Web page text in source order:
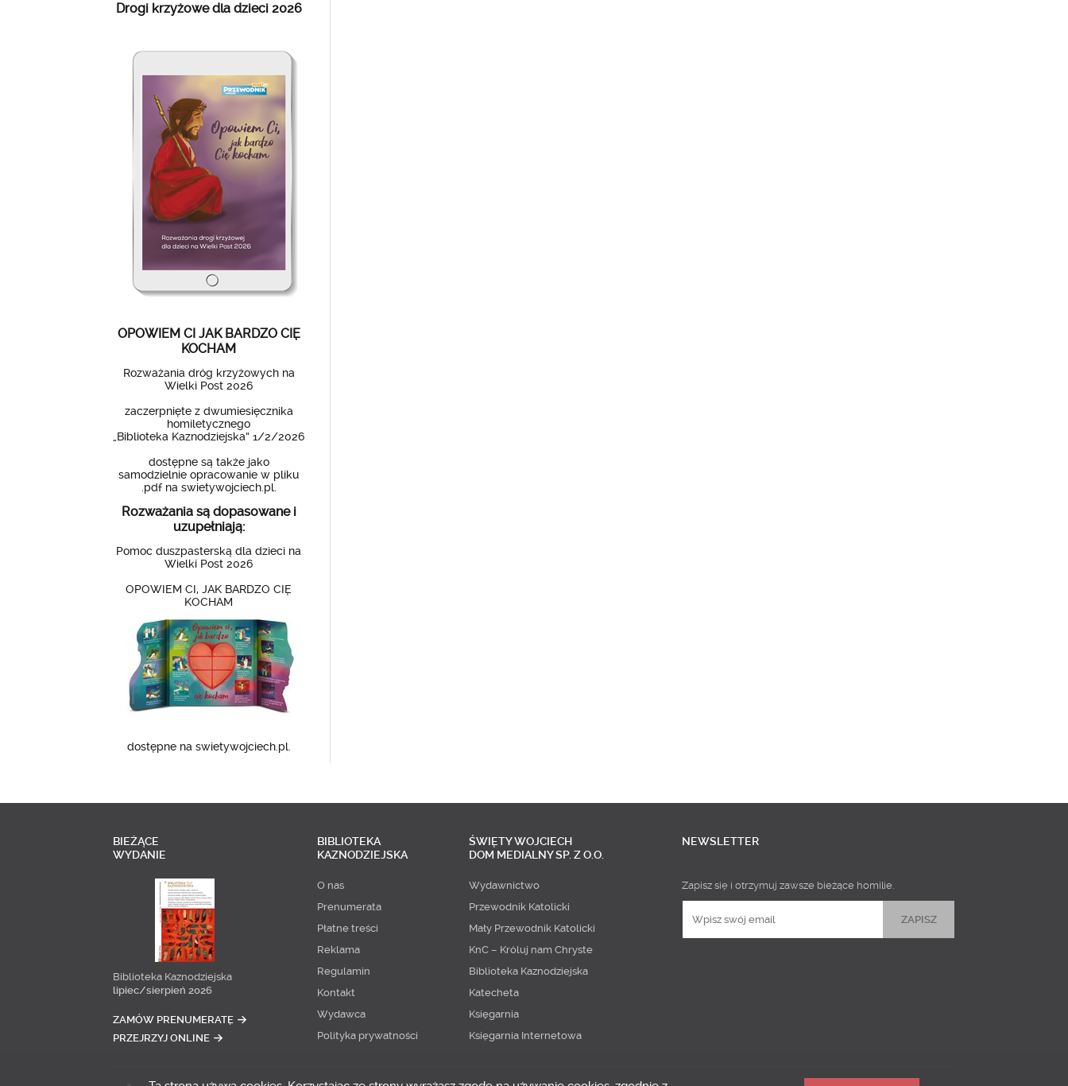
Drogi krzyżowe dla dzieci 2026
OPOWIEM CI JAK BARDZO CIĘ
KOCHAM
Rozważania dróg krzyżowych na
Wielki Post 2026
zaczerpnięte z dwumiesięcznika
homiletycznego
„Biblioteka Kaznodziejska” 1/2/2026
dostępne są także jako
samodzielnie opracowanie w pliku
.pdf na swietywojciech.pl.
Rozważania są dopasowane i
uzupełniają:
Pomoc duszpasterską dla dzieci na
Wielki Post 2026
OPOWIEM CI, JAK BARDZO CIĘ
KOCHAM
dostępne na swietywojciech.pl.
BIEŻĄCE
WYDANIE
Biblioteka Kaznodziejska
lipiec/sierpień 2026
ZAMÓW PRENUMERATĘ
PRZEJRZYJ ONLINE
BIBLIOTEKA
KAZNODZIEJSKA
O nas
Prenumerata
Płatne treści
Reklama
Regulamin
Kontakt
Wydawca
Polityka prywatności
ŚWIĘTY WOJCIECH
DOM MEDIALNY SP. Z O.O.
Wydawnictwo
Przewodnik Katolicki
Mały Przewodnik Katolicki
KnC – Króluj nam Chryste
Biblioteka Kaznodziejska
Katecheta
Księgarnia
Księgarnia Internetowa
NEWSLETTER
Zapisz się i otrzymuj zawsze bieżące homilie.